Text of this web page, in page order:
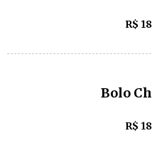
R$
Bolo
R$